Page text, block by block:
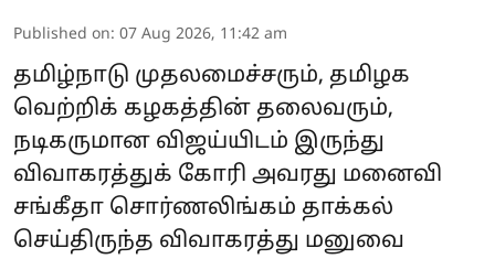
Published on: 07 Aug 2026, 11:42 am
தமிழ்நாடு முதலமைச்சரும், தமிழக
வெற்றிக் கழகத்தின் தலைவரும்,
நடிகருமான விஜய்யிடம் இருந்து
விவாகரத்துக் கோரி அவரது மனைவி
சங்கீதா சொர்ணலிங்கம் தாக்கல்
செய்திருந்த விவாகரத்து மனுவை